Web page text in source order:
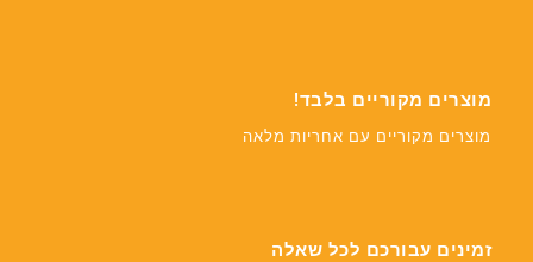
מוצרים מקוריים בלבד!
מוצרים מקוריים עם אחריות מלאה
זמינים עבורכם לכל שאלה